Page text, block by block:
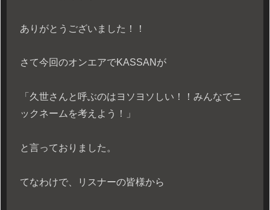
ありがとうございました！！
さて今回のオンエアでKASSANが
「久世さんと呼ぶのはヨソヨソしい！！みんなでニ
ックネームを考えよう！」
と言っておりました。
てなわけで、リスナーの皆様から